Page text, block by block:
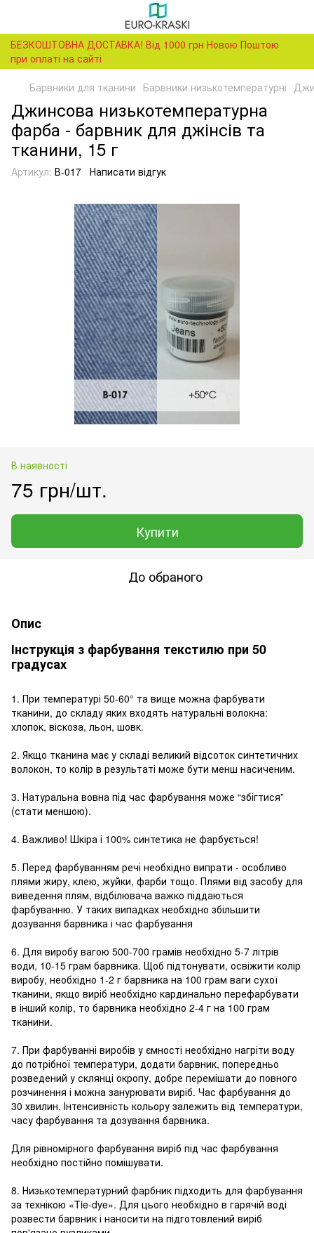
БЕЗКОШТОВНА ДОСТАВКА! Від 1000 грн Новою Поштою
при оплаті на сайті
Барвники для тканини Барвники низькотемпературні
Джинсова низькотемпературна
фарба - барвник для джінсів та
тканини, 15 г
Артикул: В-017 Написати відгук
В наявності
75 грн/шт.
Купити
До обраного
Опис
Інструкція з фарбування текстилю при 50
градусах
1. При температурі 50-60° та вище можна фарбувати
тканини, до складу яких входять натуральні волокна:
хлопок, віскоза, льон, шовк.
2. Якщо тканина має у складі великий відсоток синтетичних
волокон, то колір в результаті може бути менш насиченим.
3. Натуральна вовна під час фарбування може “збігтися”
(стати меншою).
4. Важливо! Шкіра і 100% синтетика не фарбується!
5. Перед фарбуванням речі необхідно випрати - особливо
плями жиру, клею, жуйки, фарби тощо. Плями від засобу для
виведення плям, відбілювача важко піддаються
фарбуванню. У таких випадках необхідно збільшити
дозування барвника і час фарбування
6. Для виробу вагою 500-700 грамів необхідно 5-7 літрів
води, 10-15 грам барвника. Щоб підтонувати, освіжити колір
виробу, необхідно 1-2 г барвника на 100 грам ваги сухої
тканини, якщо виріб необхідно кардинально перефарбувати
в інший колір, то барвника необхідно 2-4 г на 100 грам
тканини.
7. При фарбуванні виробів у ємності необхідно нагріти воду
до потрібної температури, додати барвник, попередньо
розведений у склянці окропу, добре перемішати до повного
розчинення і можна занурювати виріб. Час фарбування до
30 хвилин. Інтенсивність кольору залежить від температури,
часу фарбування та дозування барвника.
Для рівномірного фарбування виріб під час фарбування
необхідно постійно помішувати.
8. Низькотемпературний фарбник підходить для фарбування
за технікою «Tie-dye». Для цього необхідно в гарячій воді
розвести барвник і наносити на підготовлений виріб